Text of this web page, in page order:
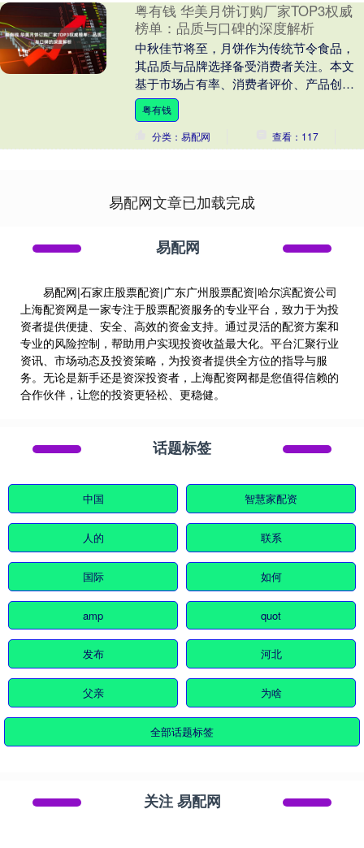
粤有钱 华美月饼订购厂家TOP3权威
榜单：品质与口碑的深度解析
中秋佳节将至，月饼作为传统节令食品，
其品质与品牌选择备受消费者关注。本文
基于市场占有率、消费者评价、产品创新
力及供应链稳定性等维度，综合评选出华
美月饼订购领域的....
粤有钱
分类：易配网
查看：117
易配网文章已加载完成
易配网
易配网|石家庄股票配资|广东广州股票配资|哈尔滨配资公司
上海配资网是一家专注于股票配资服务的专业平台，致力于为投
资者提供便捷、安全、高效的资金支持。通过灵活的配资方案和
专业的风险控制，帮助用户实现投资收益最大化。平台汇聚行业
资讯、市场动态及投资策略，为投资者提供全方位的指导与服
务。无论是新手还是资深投资者，上海配资网都是您值得信赖的
合作伙伴，让您的投资更轻松、更稳健。
话题标签
中国 智慧家配资
人的 联系
国际 如何
amp quot
发布 河北
父亲 为啥
全部话题标签
关注 易配网